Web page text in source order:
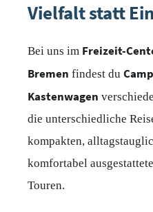
Vielfalt statt
Bei uns im Freizeit-
Bremen findest du
Kastenwagen
die unterschiedliche
kompakten,
komfortabel
Touren.